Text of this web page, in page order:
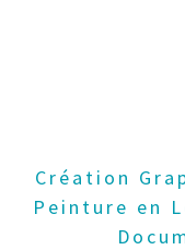
Création
Peinture en